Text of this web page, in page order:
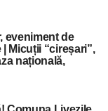
eveniment de
Micuții “cireșari”,
națională,